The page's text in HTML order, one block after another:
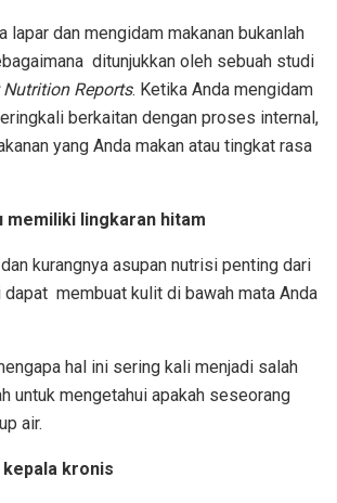
lapar dan mengidam makanan bukanlah
ditunjukkan oleh sebuah studi
Nutrition Reports. Ketika Anda mengidam
berkaitan dengan proses internal,
yang Anda makan atau tingkat rasa
memiliki lingkaran hitam
kurangnya asupan nutrisi penting dari
dapat membuat kulit di bawah mata Anda
hal ini sering kali menjadi salah
untuk mengetahui apakah seseorang
air.
kronis